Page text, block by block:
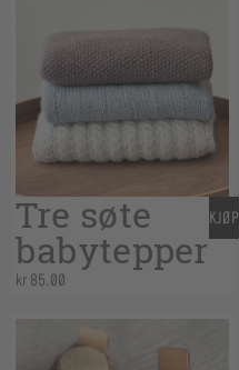
Tre søte
babytepper
kr85,00
KJØP